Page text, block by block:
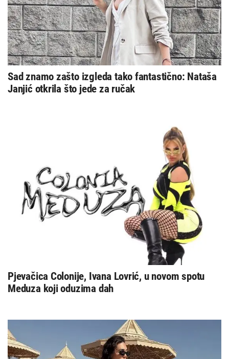
Sad znamo zašto izgleda tako fantastično: Nataša
Janjić otkrila što jede za ručak
Pjevačica Colonije, Ivana Lovrić, u novom spotu
Meduza koji oduzima dah